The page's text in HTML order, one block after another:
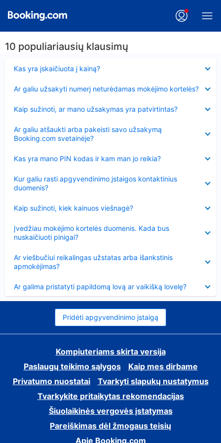
10 populiariausių klausimų
Kas yra įskaičiuota į kainą?
Ar galiu užsakyti numerį neturėdamas mokėjimo kortelės?
Kaip sužinoti, ar mano užsakymas yra patvirtintas?
Ar galiu atšaukti arba pakeisti savo užsakymą
Booking.com svetainėje?
Kas yra mano PIN kodas ir kam man jo reikia?
Kur galiu rasti apgyvendinimo įstaigos kontaktinius
duomenis?
Kaip sužinoti, kiek kainuos viešnagė?
Įvedžiau mokėjimo kortelės duomenis. Kada bus
nuskaičiuoti pinigai?
Ar viešbučiui reikalingas užstatas arba išankstinis
apmokėjimas?
Ar galima pristatyti papildomą lovą ar vaikišką lovelę?
Pridėti apgyvendinimo įstaigą
Kompiuteriams skirta versija
Paslaugų teikimo sąlygos
Kaip mes dirbame
Privatumo nuostatai
Tvarkyti slapukų nustatymus
Tvarkykite pritaikytas rekomendacijas
Šiuolaikinės vergovės įstatymas
Pareiškimas dėl žmogaus teisių
Apie Booking.com